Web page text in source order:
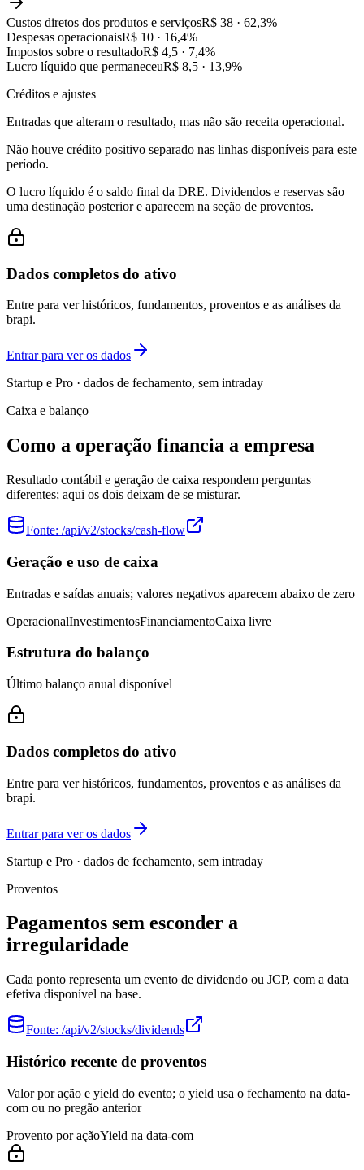
Custos diretos dos produtos e serviçosR$ 38 · 62,3%
Despesas operacionaisR$ 10 · 16,4%
Impostos sobre o resultadoR$ 4,5 · 7,4%
Lucro líquido que permaneceuR$ 8,5 · 13,9%
Créditos e ajustes
Entradas que alteram o resultado, mas não são receita operacional.
Não houve crédito positivo separado nas linhas disponíveis para este
período.
O lucro líquido é o saldo final da DRE. Dividendos e reservas são
uma destinação posterior e aparecem na seção de proventos.
Dados completos do ativo
Entre para ver históricos, fundamentos, proventos e as análises da
brapi.
Entrar para ver os dados
Startup e Pro · dados de fechamento, sem intraday
Caixa e balanço
Como a operação financia a empresa
Resultado contábil e geração de caixa respondem perguntas
diferentes; aqui os dois deixam de se misturar.
Fonte: /api/v2/stocks/cash-flow
Geração e uso de caixa
Entradas e saídas anuais; valores negativos aparecem abaixo de zero
OperacionalInvestimentosFinanciamentoCaixa livre
Estrutura do balanço
Último balanço anual disponível
Dados completos do ativo
Entre para ver históricos, fundamentos, proventos e as análises da
brapi.
Entrar para ver os dados
Startup e Pro · dados de fechamento, sem intraday
Proventos
Pagamentos sem esconder a
irregularidade
Cada ponto representa um evento de dividendo ou JCP, com a data
efetiva disponível na base.
Fonte: /api/v2/stocks/dividends
Histórico recente de proventos
Valor por ação e yield do evento; o yield usa o fechamento na data-
com ou no pregão anterior
Provento por açãoYield na data-com